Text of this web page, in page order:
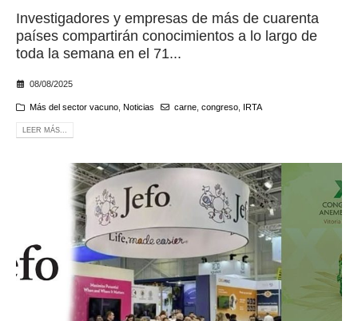
Investigadores y empresas de más de cuarenta
países compartirán conocimientos a lo largo de
toda la semana en el 71...
08/08/2025
Más del sector vacuno, Noticias carne, congreso, IRTA
LEER MÁS...